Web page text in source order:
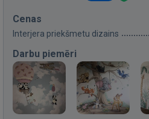
Cenas
Interjera priekšmetu dizains
Darbu piemēri